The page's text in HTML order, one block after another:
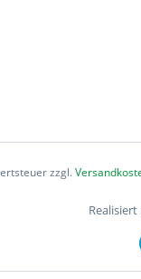
zzgl.